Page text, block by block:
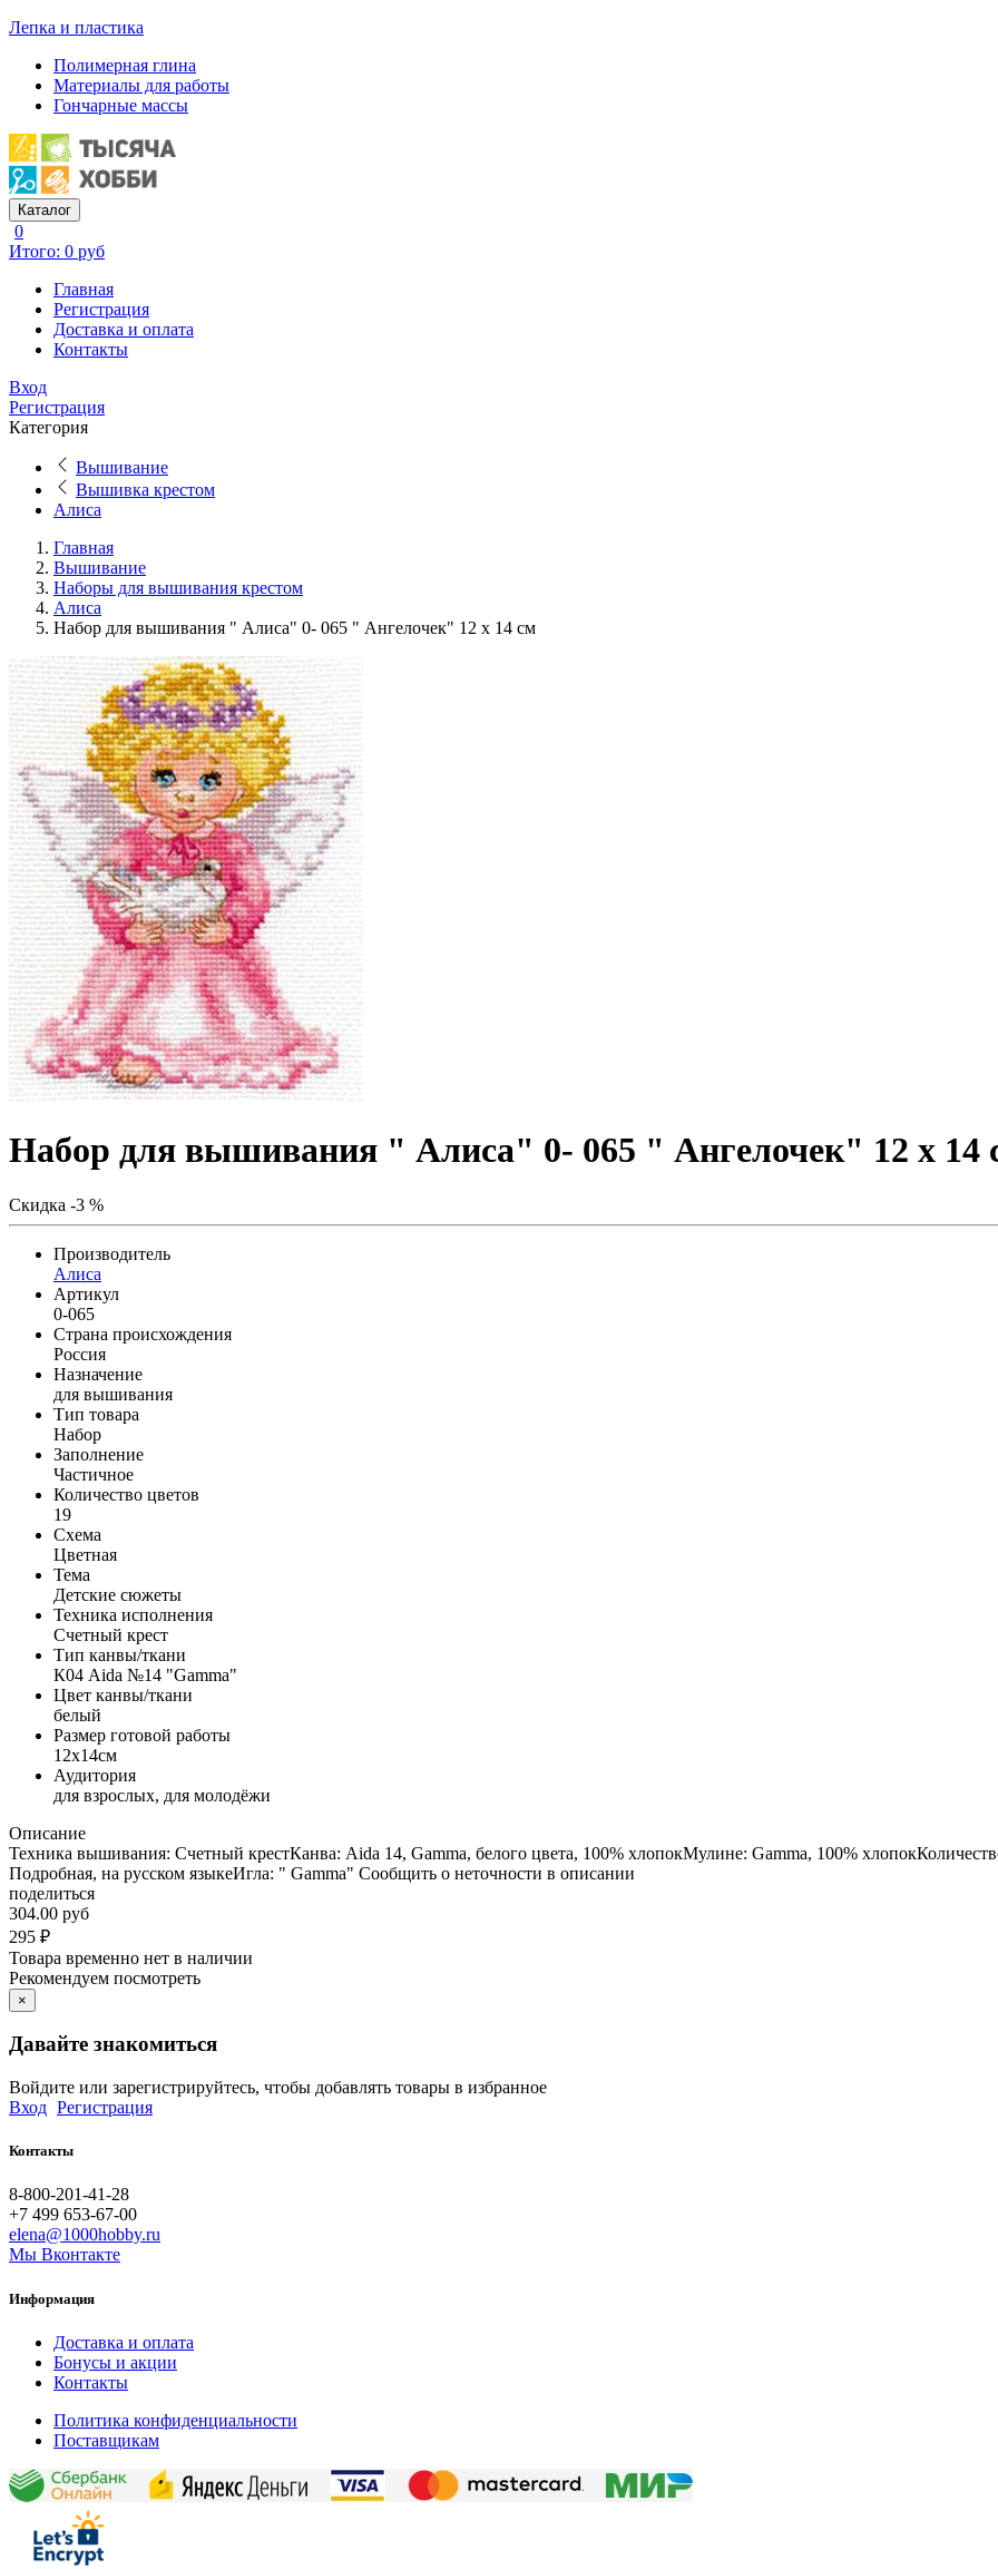
Лепка и пластика
Полимерная глина
Материалы для работы
Гончарные массы
Каталог
0
Итого: 0 руб
Главная
Регистрация
Доставка и оплата
Контакты
Вход
Регистрация
Категория
Вышивание
Вышивка крестом
Алиса
Главная
Вышивание
Наборы для вышивания крестом
Алиса
Набор для вышивания " Алиса" 0- 065 " Ангелочек" 12 х 14 см
Набор для вышивания " Алиса" 0- 065 " Ангелочек" 12 х 14
Скидка -3 %
Производитель
Алиса
Артикул
0-065
Страна происхождения
Россия
Назначение
для вышивания
Тип товара
Набор
Заполнение
Частичное
Количество цветов
19
Схема
Цветная
Тема
Детские сюжеты
Техника исполнения
Счетный крест
Тип канвы/ткани
К04 Aida №14 "Gamma"
Цвет канвы/ткани
белый
Размер готовой работы
12x14см
Аудитория
для взрослых, для молодёжи
Описание
Техника вышивания: Счетный крестКанва: Aida 14, Gamma, белого цвета, 100% хлопокМулине: Gamma, 100%
Подробная, на русском языкеИгла: " Gamma" Сообщить о неточности в описании
поделиться
304.00 руб
295 ₽
Товара временно нет в наличии
Рекомендуем посмотреть
×
Давайте знакомиться
Войдите или зарегистрируйтесь, чтобы добавлять товары в избранное
Вход Регистрация
Контакты
8-800-201-41-28
+7 499 653-67-00
elena@1000hobby.ru
Мы Вконтакте
Информация
Доставка и оплата
Бонусы и акции
Контакты
Политика конфиденциальности
Поставщикам